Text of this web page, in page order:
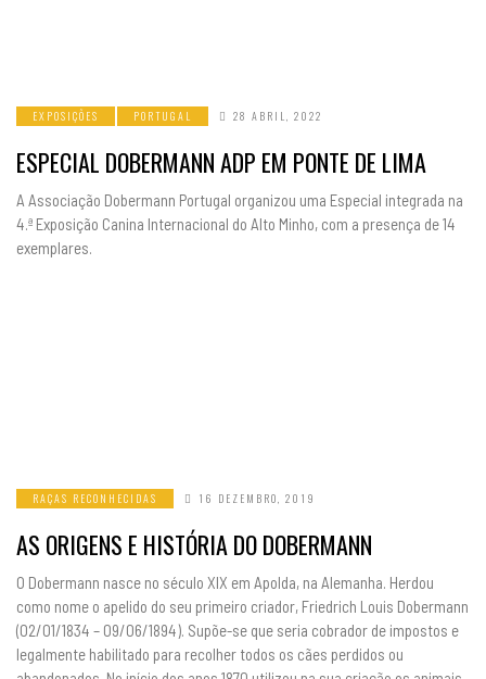
EXPOSIÇÕES PORTUGAL 28 ABRIL, 2022
ESPECIAL DOBERMANN ADP EM PONTE DE LIMA
A Associação Dobermann Portugal organizou uma Especial integrada na
4.ª Exposição Canina Internacional do Alto Minho, com a presença de 14
exemplares.
RAÇAS RECONHECIDAS 16 DEZEMBRO, 2019
AS ORIGENS E HISTÓRIA DO DOBERMANN
O Dobermann nasce no século XIX em Apolda, na Alemanha. Herdou
como nome o apelido do seu primeiro criador, Friedrich Louis Dobermann
(02/01/1834 – 09/06/1894). Supõe-se que seria cobrador de impostos e
legalmente habilitado para recolher todos os cães perdidos ou